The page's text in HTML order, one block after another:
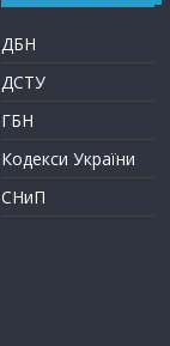
ДБН
ДСТУ
ГБН
Кодекси України
СНиП